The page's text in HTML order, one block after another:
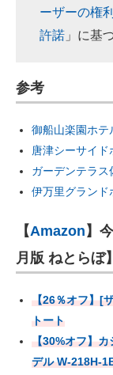
ーザーの権
許諾 」に基
参考
御船山楽園ホテ
唐津シーサイド
ガーデンテラス
伊万里グランド
【Amazon 】
月版 ねとらぼ】
【26％オフ】[
トート
【30%オフ】
デル W-218H-